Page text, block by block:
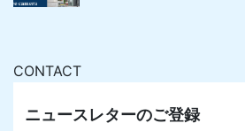
CONTACT
ニュースレターのご登録